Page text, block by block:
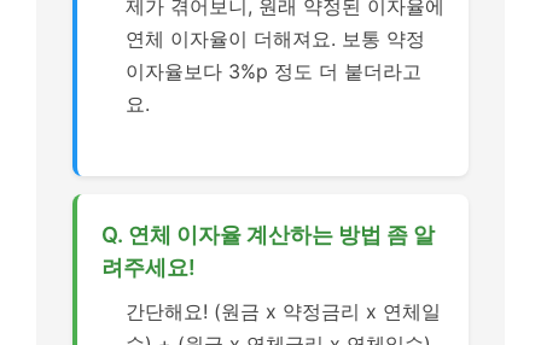
제가 겪어보니, 원래 약정된 이자율에
연체 이자율이 더해져요. 보통 약정
이자율보다 3%p 정도 더 붙더라고
요.
Q. 연체 이자율 계산하는 방법 좀 알
려주세요!
간단해요! (원금 x 약정금리 x 연체일